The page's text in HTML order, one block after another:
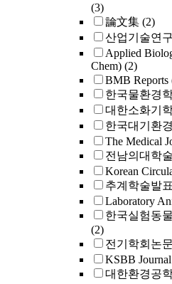
(3)
論文集 (2)
산업기술연
Applied
Chem) (2)
BMB Reports
한국물환경
대한소화기
한국대기환
The Medical
전남의대학술
Korean
추계학술발
Laboratory
한국실험동
(2)
전기학회논문
KSBB Journal
대한환경공